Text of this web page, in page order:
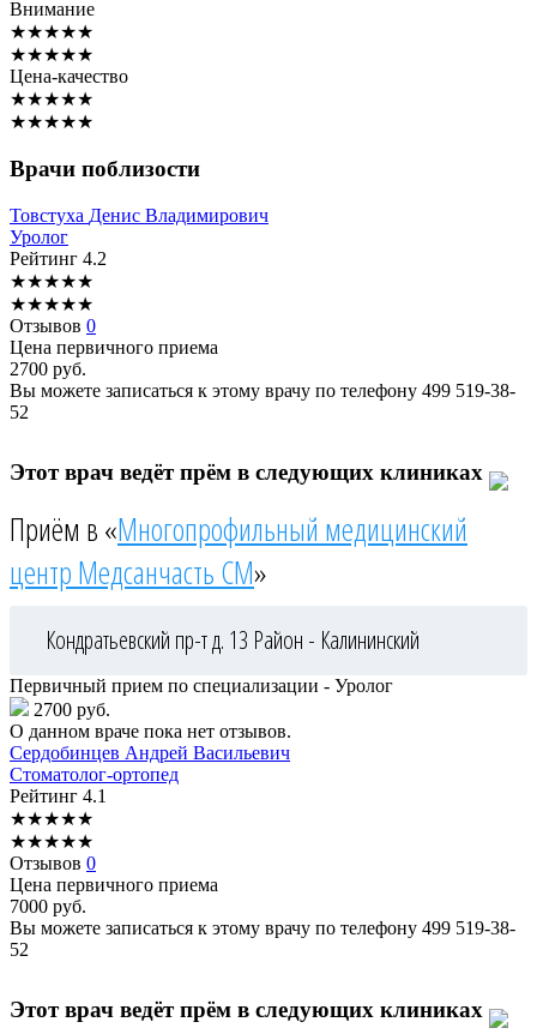
Внимание
★★★★★
★★★★★
Цена-качество
★★★★★
★★★★★
Врачи поблизости
Товстуха Денис Владимирович
Уролог
Рейтинг 4.2
★★★★★
★★★★★
Отзывов 0
Цена первичного приема
2700 руб.
Вы можете записаться к этому врачу по телефону 499 519-38-
52
Этот врач ведёт прём в следующих клиниках
Приём в «Многопрофильный медицинский
центр Медсанчасть СМ»
Кондратьевский пр-т д. 13 Район - Калининский
Первичный прием по специализации - Уролог
2700 руб.
О данном враче пока нет отзывов.
Сердобинцев Андрей Васильевич
Стоматолог-ортопед
Рейтинг 4.1
★★★★★
★★★★★
Отзывов 0
Цена первичного приема
7000 руб.
Вы можете записаться к этому врачу по телефону 499 519-38-
52
Этот врач ведёт прём в следующих клиниках